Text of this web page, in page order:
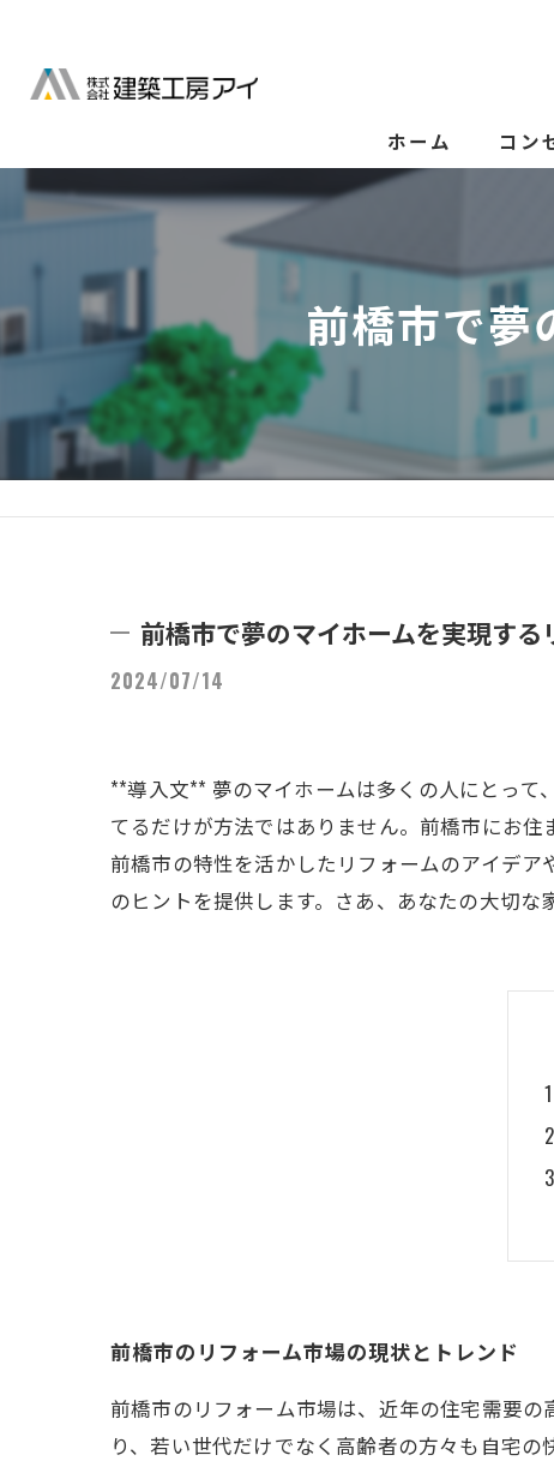
ホーム コン
前橋市で夢
前橋市で夢のマイホームを実現する
2024/07/14
**導入文** 夢のマイホームは多くの人にとっ
てるだけが方法ではありません。前橋市にお住
前橋市の特性を活かしたリフォームのアイデ
のヒントを提供します。さあ、あなたの大切
前橋市のリフォーム市場の現状とトレンド
前橋市のリフォーム市場は、近年の住宅需要
り、若い世代だけでなく高齢者の方々も自宅